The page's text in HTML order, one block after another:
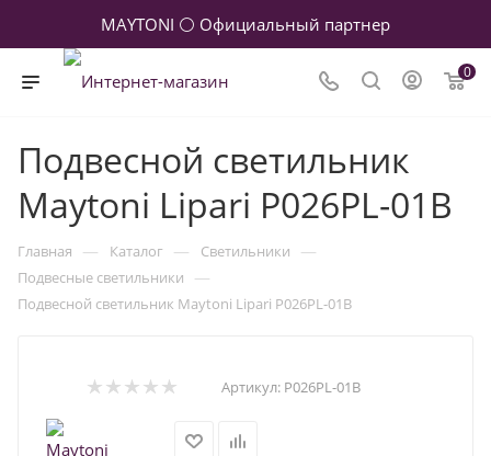
MAYTONI ⚪ Официальный партнер
0
Подвесной светильник
Maytoni Lipari P026PL-01B
Главная — Каталог — Светильники —
Подвесные светильники —
Подвесной светильник Maytoni Lipari P026PL-01B
Артикул: P026PL-01B